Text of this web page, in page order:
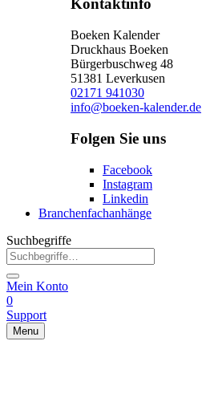
Kontaktinfo
Boeken Kalender
Druckhaus Boeken
Bürgerbuschweg 48
51381 Leverkusen
02171 941030
info@boeken-kalender.de
Folgen Sie uns
Facebook
Instagram
Linkedin
Branchenfachanhänge
Suchbegriffe
Mein Konto
0
Support
Menu